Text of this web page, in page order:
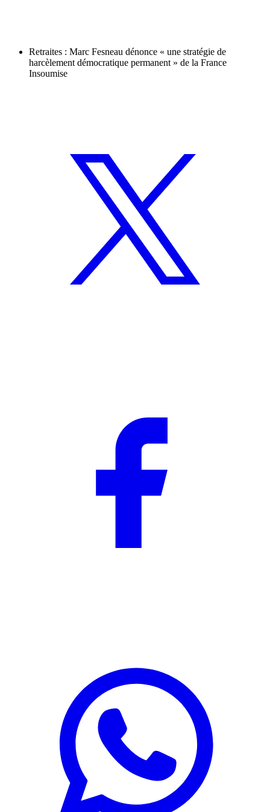
Retraites : Marc Fesneau dénonce « une stratégie de
harcèlement démocratique permanent » de la France
Insoumise